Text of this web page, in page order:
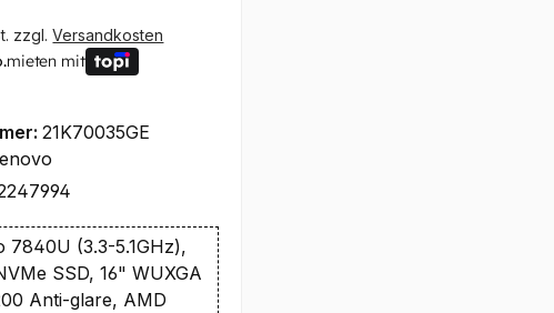
zzgl.Versandkosten
mieten mit
21K70035GE
7840U (3.3-5.1GHz),
SSD, 16" WUXGA
Anti-glare, AMD